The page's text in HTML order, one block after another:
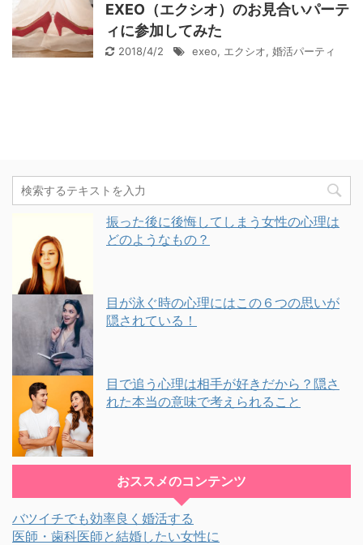
EXEO（エクシオ）のお見合いパーテ
ィに参加してみた
2018/4/2 exeo, エクシオ, 婚活パーティ
振った後に後悔してしまう女性の心理は
どのようなもの？
目が泳ぐ時の心理にはこの６つの思いが
隠されている！
目で追う心理は相手が好きだから？隠さ
れた本当の意味で考えられること
おススメのコンテンツ
バツイチでも効率良く婚活する
医師・歯科医師と結婚したい女性に